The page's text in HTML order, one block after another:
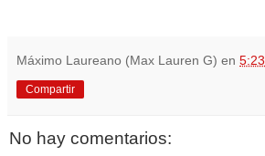
Máximo Laureano (Max Lauren G) en 5:23
Compartir
No hay comentarios: